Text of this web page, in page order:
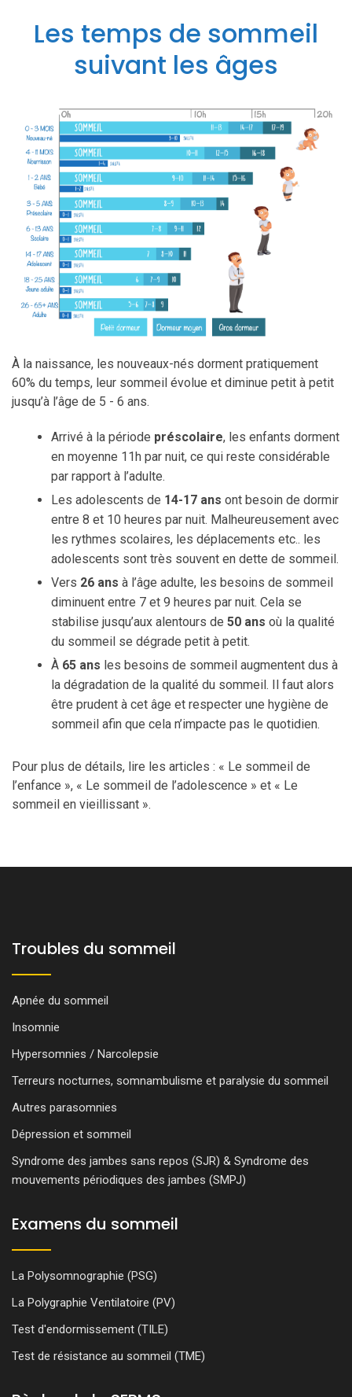
Les temps de sommeil
suivant les âges
À la naissance, les nouveaux-nés dorment pratiquement
60% du temps, leur sommeil évolue et diminue petit à petit
jusqu’à l’âge de 5 - 6 ans.
Arrivé à la période préscolaire, les enfants dorment
en moyenne 11h par nuit, ce qui reste considérable
par rapport à l’adulte.
Les adolescents de 14-17 ans ont besoin de dormir
entre 8 et 10 heures par nuit. Malheureusement avec
les rythmes scolaires, les déplacements etc.. les
adolescents sont très souvent en dette de sommeil.
Vers 26 ans à l’âge adulte, les besoins de sommeil
diminuent entre 7 et 9 heures par nuit. Cela se
stabilise jusqu’aux alentours de 50 ans où la qualité
du sommeil se dégrade petit à petit.
À 65 ans les besoins de sommeil augmentent dus à
la dégradation de la qualité du sommeil. Il faut alors
être prudent à cet âge et respecter une hygiène de
sommeil afin que cela n’impacte pas le quotidien.
Pour plus de détails, lire les articles : « Le sommeil de
l’enfance », « Le sommeil de l’adolescence » et « Le
sommeil en vieillissant ».
Troubles du sommeil
Apnée du sommeil
Insomnie
Hypersomnies / Narcolepsie
Terreurs nocturnes, somnambulisme et paralysie du sommeil
Autres parasomnies
Dépression et sommeil
Syndrome des jambes sans repos (SJR) & Syndrome des
mouvements périodiques des jambes (SMPJ)
Examens du sommeil
La Polysomnographie (PSG)
La Polygraphie Ventilatoire (PV)
Test d'endormissement (TILE)
Test de résistance au sommeil (TME)